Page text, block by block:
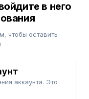
в него
чтобы оставить
аккаунта. Это